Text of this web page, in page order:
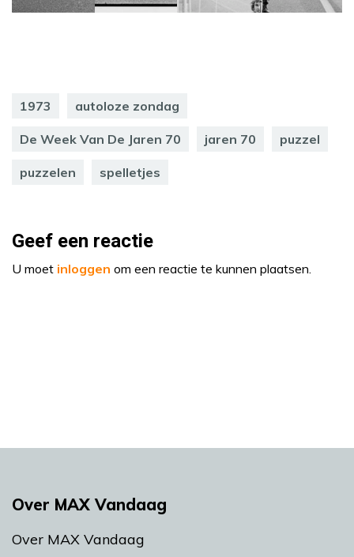
1973 autoloze zondag
De Week Van De Jaren 70 jaren 70 puzzel
puzzelen spelletjes
Geef een reactie
U moet inloggen om een reactie te kunnen plaatsen.
Over MAX Vandaag
Over MAX Vandaag